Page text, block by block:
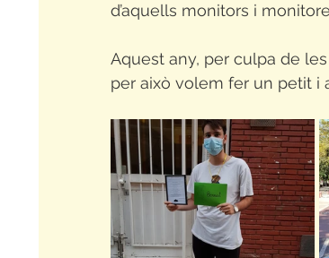
d’aquells monitors i
Aquest any, per culpa de
per això volem fer un petit i